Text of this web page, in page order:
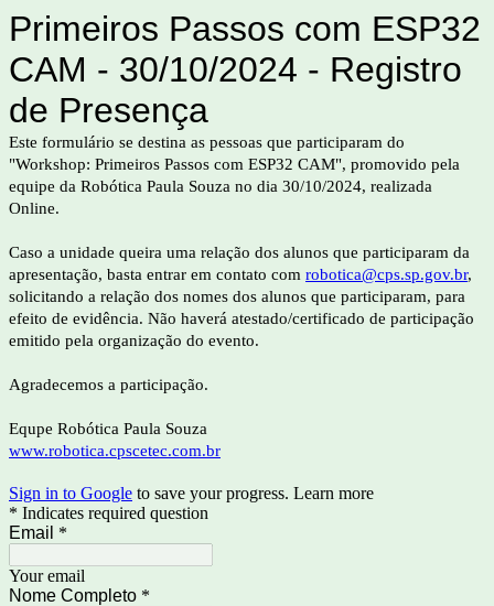
Primeiros Passos com ESP32
CAM - 30/10/2024 - Registro
de Presença
Este formulário se destina as pessoas que participaram do
"Workshop: Primeiros Passos com ESP32 CAM", promovido pela
equipe da Robótica Paula Souza no dia 30/10/2024, realizada
Online.
Caso a unidade queira uma relação dos alunos que participaram da
apresentação, basta entrar em contato com robotica@cps.sp.gov.br,
solicitando a relação dos nomes dos alunos que participaram, para
efeito de evidência. Não haverá atestado/certificado de participação
emitido pela organização do evento.
Agradecemos a participação.
Equpe Robótica Paula Souza
www.robotica.cpscetec.com.br
Sign in to Google to save your progress. Learn more
* Indicates required question
Email *
Your email
Nome Completo *